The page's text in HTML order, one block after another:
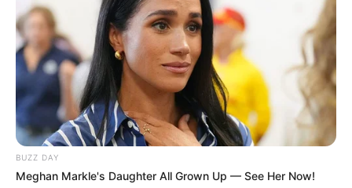
BUZZ DAY
Meghan Markle's Daughter All Grown Up — See Her Now!